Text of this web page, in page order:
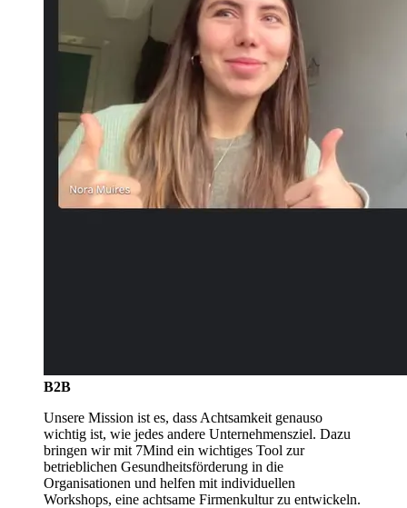
B2B
Unsere Mission ist es, dass Achtsamkeit genauso
wichtig ist, wie jedes andere Unternehmensziel. Dazu
bringen wir mit 7Mind ein wichtiges Tool zur
betrieblichen Gesundheitsförderung in die
Organisationen und helfen mit individuellen
Workshops, eine achtsame Firmenkultur zu entwickeln.